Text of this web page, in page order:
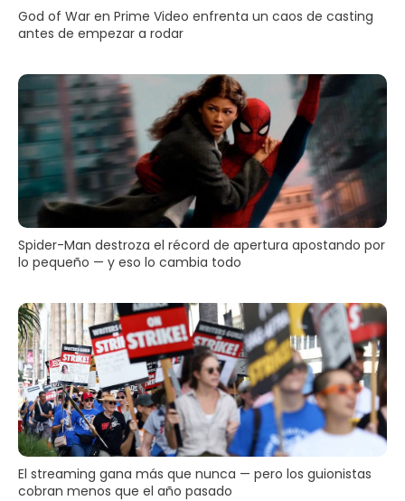
God of War en Prime Video enfrenta un caos de casting
antes de empezar a rodar
Spider-Man destroza el récord de apertura apostando por
lo pequeño — y eso lo cambia todo
El streaming gana más que nunca — pero los guionistas
cobran menos que el año pasado